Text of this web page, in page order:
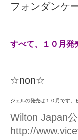
フォンダンケ
すべて、１０月
☆non☆
ジェルの発売は１０月です
Wilton Japan
http://